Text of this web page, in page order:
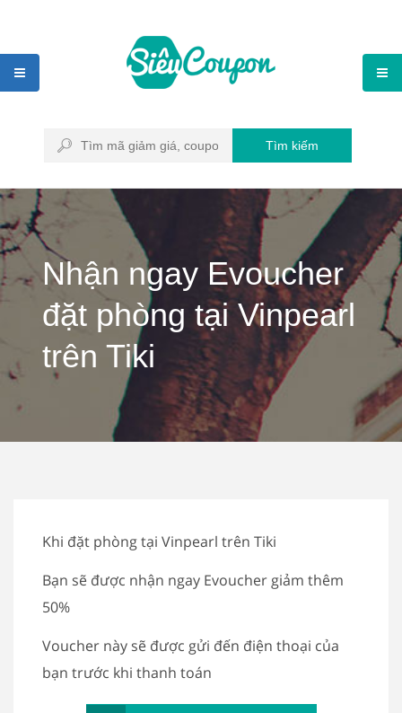
Tìm kiếm
Nhận ngay Evoucher
đặt phòng tại Vinpearl
trên Tiki
Khi đặt phòng tại Vinpearl trên Tiki
Bạn sẽ được nhận ngay Evoucher giảm thêm
50%
Voucher này sẽ được gửi đến điện thoại của
bạn trước khi thanh toán